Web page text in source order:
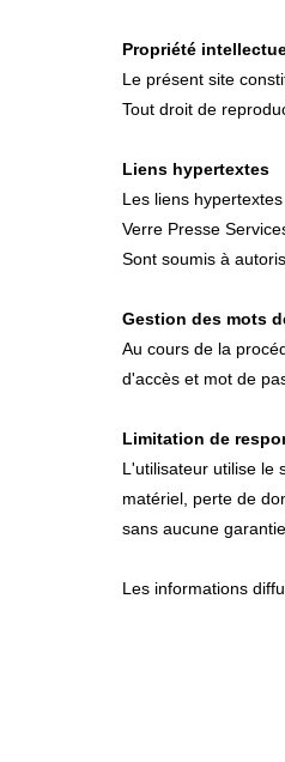
Propriété
Le présent site
Tout droit de
Liens hypertextes
Les liens
Verre Presse
Sont soumis à
Gestion des mots
Au cours de la
d'accès et mot de
Limitation de
L'utilisateur utilise le
matériel, perte de
sans aucune
Les informations